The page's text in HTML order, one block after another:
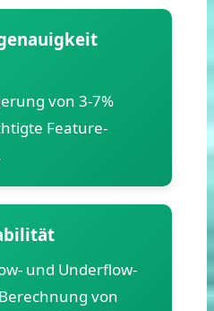
von 3-7%
Feature-
und Underflow-
von